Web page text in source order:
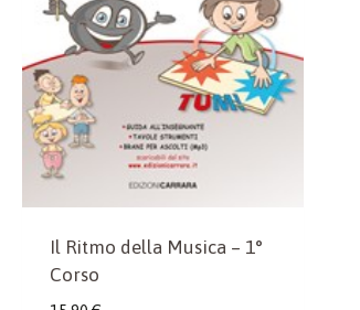
Il Ritmo della Musica – 1°
Corso